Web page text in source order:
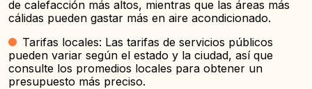
de calefacción más altos, mientras que las áreas más
cálidas pueden gastar más en aire acondicionado.
Tarifas locales: Las tarifas de servicios públicos
pueden variar según el estado y la ciudad, así que
consulte los promedios locales para obtener un
presupuesto más preciso.